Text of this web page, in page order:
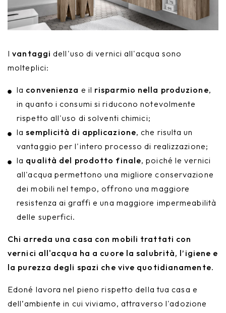
Ivantaggidell'uso di vernici all'acqua sono
molteplici:
la convenienza e il risparmio nella produzione,
in quanto i consumi si riducono notevolmente
rispetto all'uso di solventi chimici;
lasemplicità di applicazione, che risulta un
vantaggio per l'intero processo di realizzazione;
la qualità del prodotto finale, poiché le vernici
all'acqua permettono una migliore conservazione
dei mobili nel tempo, offrono una maggiore
resistenza ai graffi e una maggiore impermeabilità
delle superfici.
Chi arreda una casa con mobili trattati con
vernici all'acqua ha a cuore la salubrità, l’igiene e
la purezza degli spazi che vive quotidianamente.
Edoné lavora nel pieno rispetto della tua casa e
dell’ambiente in cui viviamo, attraverso l'adozione